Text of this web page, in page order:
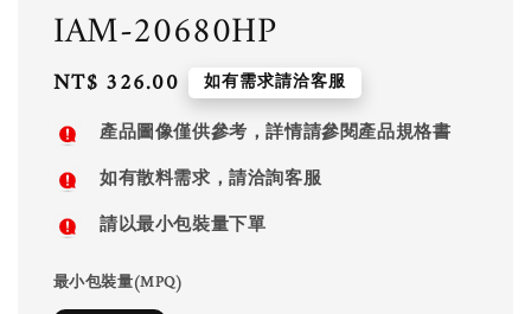
IAM-20680HP
Regular
price
NT$ 326.00 如有需求請洽客服
產品圖像僅供參考，詳情請參閱產品規格書
如有散料需求，請洽詢客服
請以最小包裝量下單
最小包裝量(MPQ)